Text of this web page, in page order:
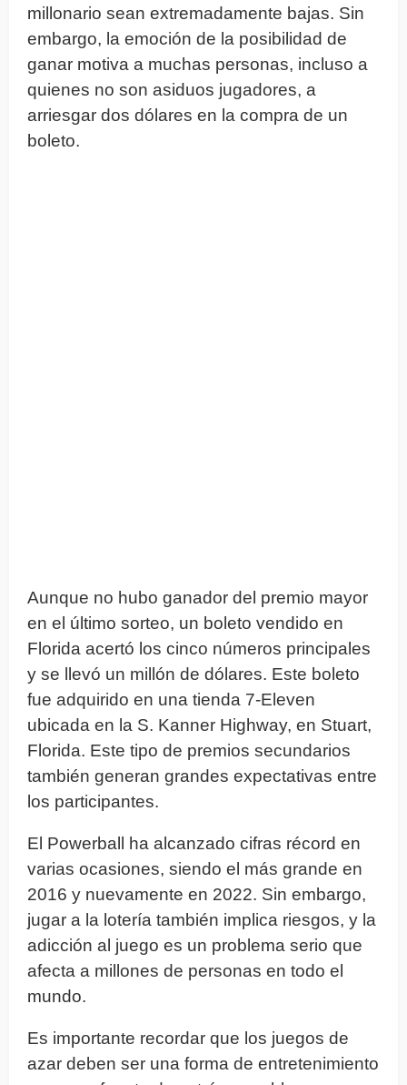
millonario sean extremadamente bajas. Sin
embargo, la emoción de la posibilidad de
ganar motiva a muchas personas, incluso a
quienes no son asiduos jugadores, a
arriesgar dos dólares en la compra de un
boleto.
Aunque no hubo ganador del premio mayor
en el último sorteo, un boleto vendido en
Florida acertó los cinco números principales
y se llevó un millón de dólares. Este boleto
fue adquirido en una tienda 7-Eleven
ubicada en la S. Kanner Highway, en Stuart,
Florida. Este tipo de premios secundarios
también generan grandes expectativas entre
los participantes.
El Powerball ha alcanzado cifras récord en
varias ocasiones, siendo el más grande en
2016 y nuevamente en 2022. Sin embargo,
jugar a la lotería también implica riesgos, y la
adicción al juego es un problema serio que
afecta a millones de personas en todo el
mundo.
Es importante recordar que los juegos de
azar deben ser una forma de entretenimiento